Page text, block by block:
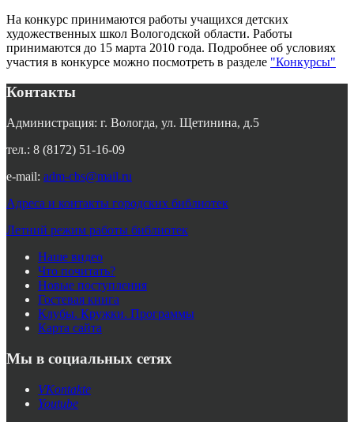
На конкурс принимаются работы учащихся детских
художественных школ Вологодской области. Работы
принимаются до 15 марта 2010 года. Подробнее об условиях
участия в конкурсе можно посмотреть в разделе "Конкурсы"
Контакты
Администрация: г. Вологда, ул. Щетинина, д.5
тел.: 8 (8172) 51-16-09
e-mail: adm-cbs@mail.ru
Адреса и контакты городских библиотек
Летний режим работы библиотек
Наше видео
Что почитать?
Новые поступления
Гостевая книга
Клубы. Кружки. Программы
Карта сайта
Мы в социальных сетях
VKontakte
Youtube